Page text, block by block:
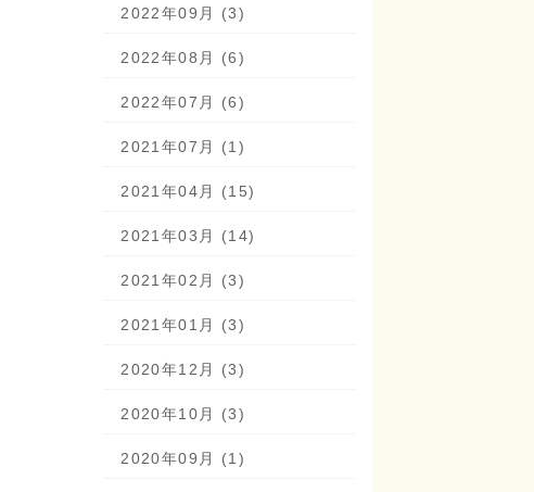
2022年09月 (3)
2022年08月 (6)
2022年07月 (6)
2021年07月 (1)
2021年04月 (15)
2021年03月 (14)
2021年02月 (3)
2021年01月 (3)
2020年12月 (3)
2020年10月 (3)
2020年09月 (1)